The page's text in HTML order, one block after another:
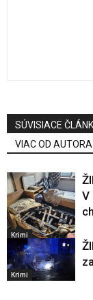
SÚVISIACE
VIAC OD AUTORA
Krimi
V
Krimi